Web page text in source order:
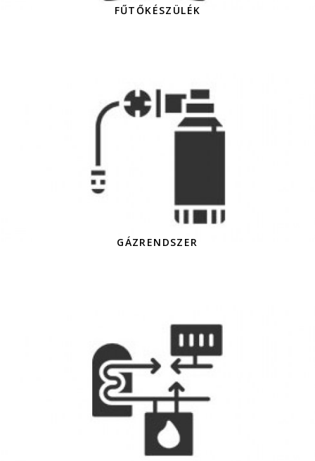
FŰTŐKÉSZÜLÉK
GÁZRENDSZER